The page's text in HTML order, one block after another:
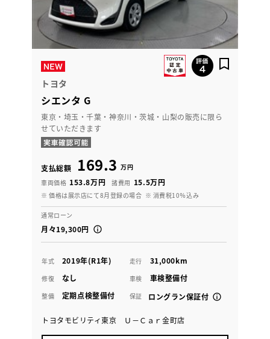
トヨタ
シエンタ G
東京・埼玉・千葉・神奈川・茨城・山梨の販売に限ら
せていただきます
支払総額 169.3 万円
車両価格 153.8万円 諸費用 15.5万円
※ 価格は展示店にて8月登録の場合 ※ 消費税10％込み
通常ローン
月々19,300円
年式 2019年(R1年) 走行 31,000km
修復 なし 車検 車検整備付
整備 定期点検整備付 保証 ロングラン保証付
トヨタモビリティ東京 Ｕ－Ｃａｒ金町店